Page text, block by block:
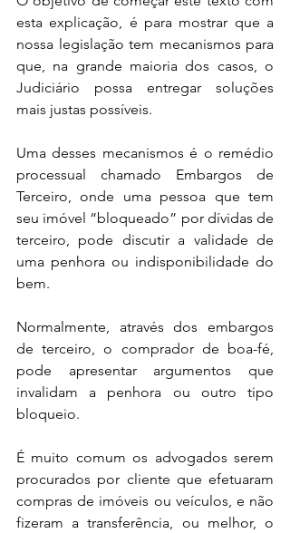
esta explicação, é para mostrar que a
nossa legislação tem mecanismos para
que, na grande maioria dos casos, o
Judiciário possa entregar soluções
mais justas possíveis.
Uma desses mecanismos é o remédio
processual chamado Embargos de
Terceiro, onde uma pessoa que tem
seu imóvel “bloqueado” por dívidas de
terceiro, pode discutir a validade de
uma penhora ou indisponibilidade do
bem.
Normalmente, através dos embargos
de terceiro, o comprador de boa-fé,
pode apresentar argumentos que
invalidam a penhora ou outro tipo
bloqueio.
É muito comum os advogados serem
procurados por cliente que efetuaram
compras de imóveis ou veículos, e não
fizeram a transferência, ou melhor, o